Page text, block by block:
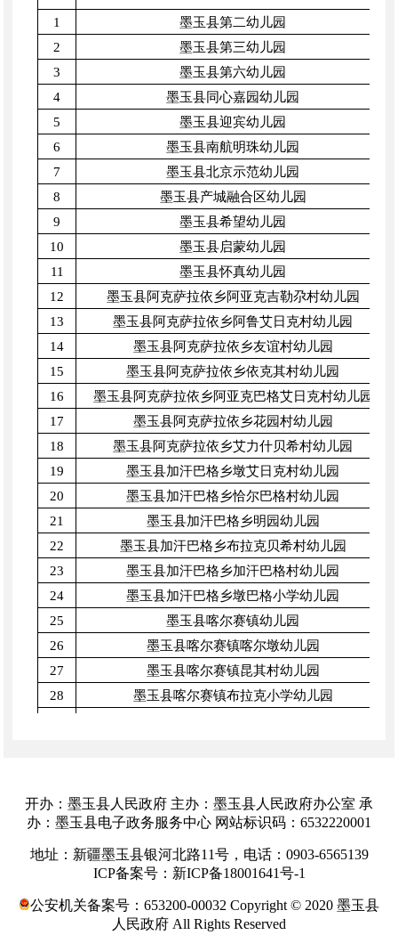
1
墨玉县第二幼儿园
2
墨玉县第三幼儿园
3
墨玉县第六幼儿园
4
墨玉县同心嘉园幼儿园
5
墨玉县迎宾幼儿园
6
墨玉县南航明珠幼儿园
7
墨玉县北京示范幼儿园
8
墨玉县产城融合区幼儿园
9
墨玉县希望幼儿园
10
墨玉县启蒙幼儿园
11
墨玉县怀真幼儿园
12
墨玉县阿克萨拉依乡阿亚克吉勒尕村幼儿园
13
墨玉县阿克萨拉依乡阿鲁艾日克村幼儿园
14
墨玉县阿克萨拉依乡友谊村幼儿园
15
墨玉县阿克萨拉依乡依克其村幼儿园
16
墨玉县阿克萨拉依乡阿亚克巴格艾日克村幼儿园
17
墨玉县阿克萨拉依乡花园村幼儿园
18
墨玉县阿克萨拉依乡艾力什贝希村幼儿园
19
墨玉县加汗巴格乡墩艾日克村幼儿园
20
墨玉县加汗巴格乡恰尔巴格村幼儿园
21
墨玉县加汗巴格乡明园幼儿园
22
墨玉县加汗巴格乡布拉克贝希村幼儿园
23
墨玉县加汗巴格乡加汗巴格村幼儿园
24
墨玉县加汗巴格乡墩巴格小学幼儿园
25
墨玉县喀尔赛镇幼儿园
26
墨玉县喀尔赛镇喀尔墩幼儿园
27
墨玉县喀尔赛镇昆其村幼儿园
28
墨玉县喀尔赛镇布拉克小学幼儿园
墨玉县喀尔赛镇台吐尔库勒村幼儿园
33
墨玉县喀拉喀什镇幼儿园
34
墨玉县喀拉喀什镇都先拜巴扎村幼儿园
墨玉县喀拉喀什镇其曼巴格村幼儿园
36
墨玉县喀瓦克乡英吉盖村幼儿园
开办：墨玉县人民政府 主办：墨玉县人民政府办公室 承
办：墨玉县电子政务服务中心 网站标识码：6532220001
地址：新疆墨玉县银河北路11号，电话：0903-6565139
ICP备案号：新ICP备18001641号-1
公安机关备案号：653200-00032 Copyright © 2020 墨玉县
人民政府 All Rights Reserved